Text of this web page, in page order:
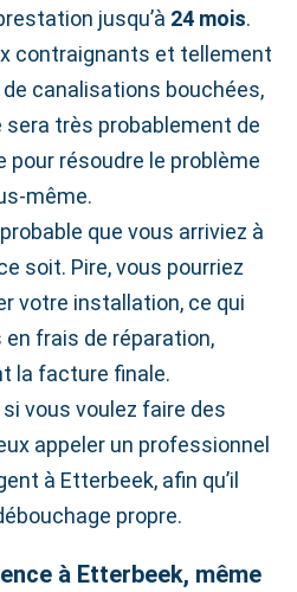
jusqu’à 24 mois.
contraignants et tellement
canalisations bouchées,
très probablement de
pour résoudre le problème
même.
que vous arriviez à
soit. Pire, vous pourriez
votre installation, ce qui
frais de réparation,
la facture finale.
vous voulez faire des
appeler un professionnel
à Etterbeek, afin qu’il
propre.
à Etterbeek, même